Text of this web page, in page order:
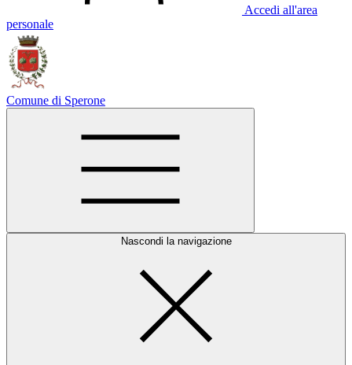
Accedi all'area
personale
Comune di Sperone
Nascondi la navigazione